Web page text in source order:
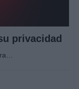
privacidad